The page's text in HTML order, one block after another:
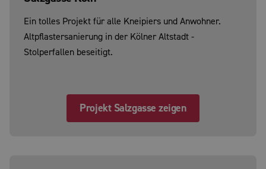
Ein tolles Projekt für alle Kneipiers und Anwohner.
Altpflastersanierung in der Kölner Altstadt -
Stolperfallen beseitigt.
Projekt Salzgasse zeigen